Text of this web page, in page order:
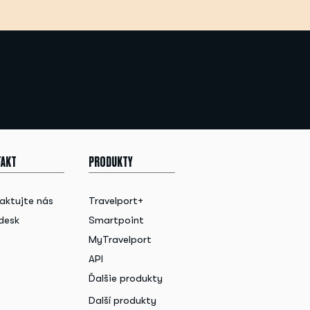
nás
PRODUKTY
Travelport+
Smartpoint
MyTravelport
API
Ďalšie produkty
Další produkty